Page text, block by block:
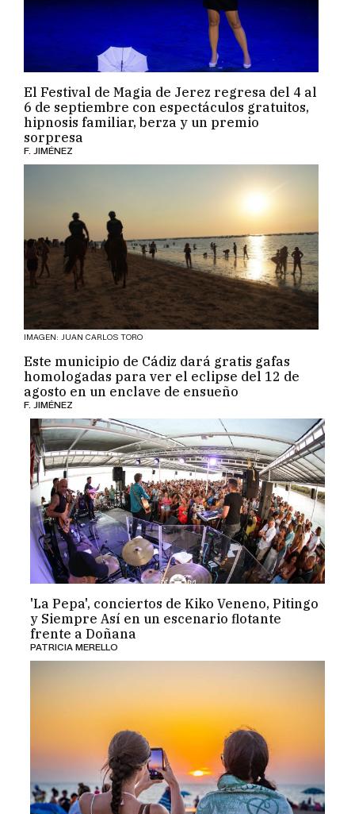
El Festival de Magia de Jerez regresa del 4 al
6 de septiembre con espectáculos gratuitos,
hipnosis familiar, berza y un premio
sorpresa
F. JIMÉNEZ
IMAGEN: JUAN CARLOS TORO
Este municipio de Cádiz dará gratis gafas
homologadas para ver el eclipse del 12 de
agosto en un enclave de ensueño
F. JIMÉNEZ
'La Pepa', conciertos de Kiko Veneno, Pitingo
y Siempre Así en un escenario flotante
frente a Doñana
PATRICIA MERELLO